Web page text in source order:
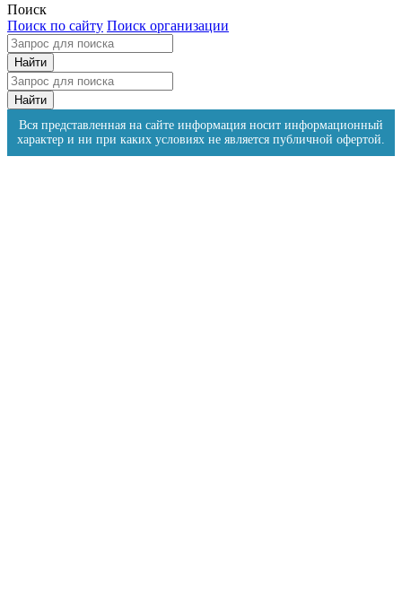
Поиск
Поиск по сайту Поиск организации
Вся представленная на сайте информация носит информационный
характер и ни при каких условиях не является публичной офертой.